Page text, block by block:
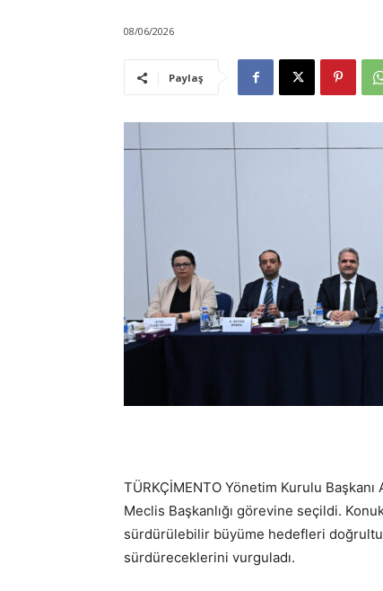
08/06/2026
Paylaş
TÜRKÇİMENTO Yönetim Kurulu
Meclis Başkanlığı görevine seçildi.
sürdürülebilir büyüme hedefleri
sürdüreceklerini vurguladı.